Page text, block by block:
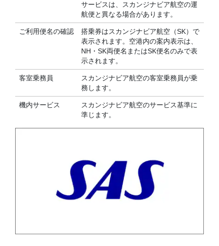
サービスは、スカンジナビア航空の運
航便と異なる場合があります。
ご利用便名の確認
搭乗券はスカンジナビア航空（SK）で
表示されます。空港内の案内表示は、
NH・SK両便名またはSK便名のみで表
示されます。
客室乗務員
スカンジナビア航空の客室乗務員が乗
務します。
機内サービス
スカンジナビア航空のサービス基準に
準じます。